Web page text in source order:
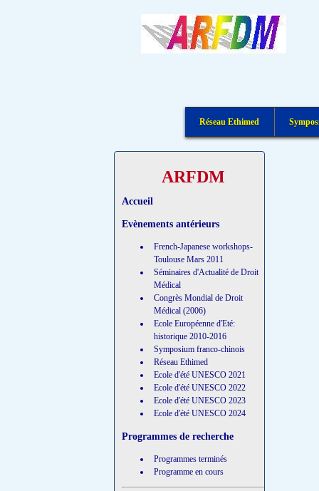
Réseau Ethimed
ARFDM
Accueil
Evènements antérieurs
French-Japanese workshops-
Toulouse Mars 2011
Séminaires d'Actualité de Droit
Médical
Congrès Mondial de Droit
Médical (2006)
Ecole Européenne d'Eté:
historique 2010-2016
Symposium franco-chinois
Réseau Ethimed
Ecole d'été UNESCO 2021
Ecole d'été UNESCO 2022
Ecole d'été UNESCO 2023
Ecole d'été UNESCO 2024
Programmes de recherche
Programmes terminés
Programme en cours